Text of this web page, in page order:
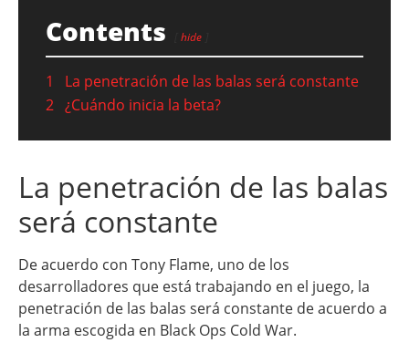
Contents hide
1
La penetración de las balas será constante
2 ¿Cuándo inicia la beta?
La penetración de las balas
será constante
De acuerdo con Tony Flame, uno de los
desarrolladores que está trabajando en el juego, la
penetración de las balas será constante de acuerdo a
la arma escogida en Black Ops Cold War.